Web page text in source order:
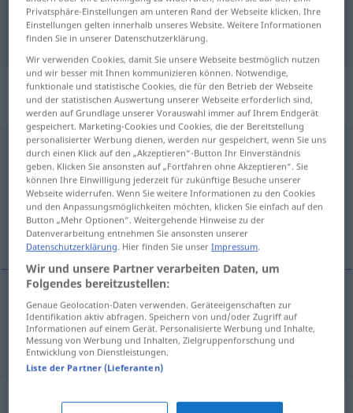
"Meinungsverschiedenheit"
Portugiesisch Übersetzung
„Meinungsverschiedenheit“:
Femininum
Meinungsverschiedenheitf
Übersicht aller Übersetzungen
(Für mehr Details die Übersetzung anklicken/antippen)
divergência
divergênciaf(de opinião)
Meinungsverschiedenheit
Synonyme für
Privatsphäre-Einstellungen am unteren Rand der Webseite klicken. Ihre
Einstellungen gelten innerhalb unseres Website. Weitere Informationen
finden Sie in unserer Datenschutzerklärung.
Wir verwenden Cookies, damit Sie unsere Webseite bestmöglich nutzen
und wir besser mit Ihnen kommunizieren können. Notwendige,
funktionale und statistische Cookies, die für den Betrieb der Webseite
und der statistischen Auswertung unserer Webseite erforderlich sind,
werden auf Grundlage unserer Vorauswahl immer auf Ihrem Endgerät
gespeichert. Marketing-Cookies und Cookies, die der Bereitstellung
personalisierter Werbung dienen, werden nur gespeichert, wenn Sie uns
durch einen Klick auf den „Akzeptieren“-Button Ihr Einverständnis
geben. Klicken Sie ansonsten auf „Fortfahren ohne Akzeptieren“. Sie
können Ihre Einwilligung jederzeit für zukünftige Besuche unserer
Webseite widerrufen. Wenn Sie weitere Informationen zu den Cookies
und den Anpassungsmöglichkeiten möchten, klicken Sie einfach auf den
Button „Mehr Optionen“. Weitergehende Hinweise zu der
Datenverarbeitung entnehmen Sie ansonsten unserer
Datenschutzerklärung. Hier finden Sie unserImpressum.
Wir und unsere Partner verarbeiten Daten, um
Folgendes bereitzustellen:
Genaue Geolocation-Daten verwenden. Geräteeigenschaften zur
Identifikation aktiv abfragen. Speichern von und/oder Zugriff auf
Informationen auf einem Gerät. Personalisierte Werbung und Inhalte,
Messung von Werbung und Inhalten, Zielgruppenforschung und
Entwicklung von Dienstleistungen.
Liste der Partner (Lieferanten)